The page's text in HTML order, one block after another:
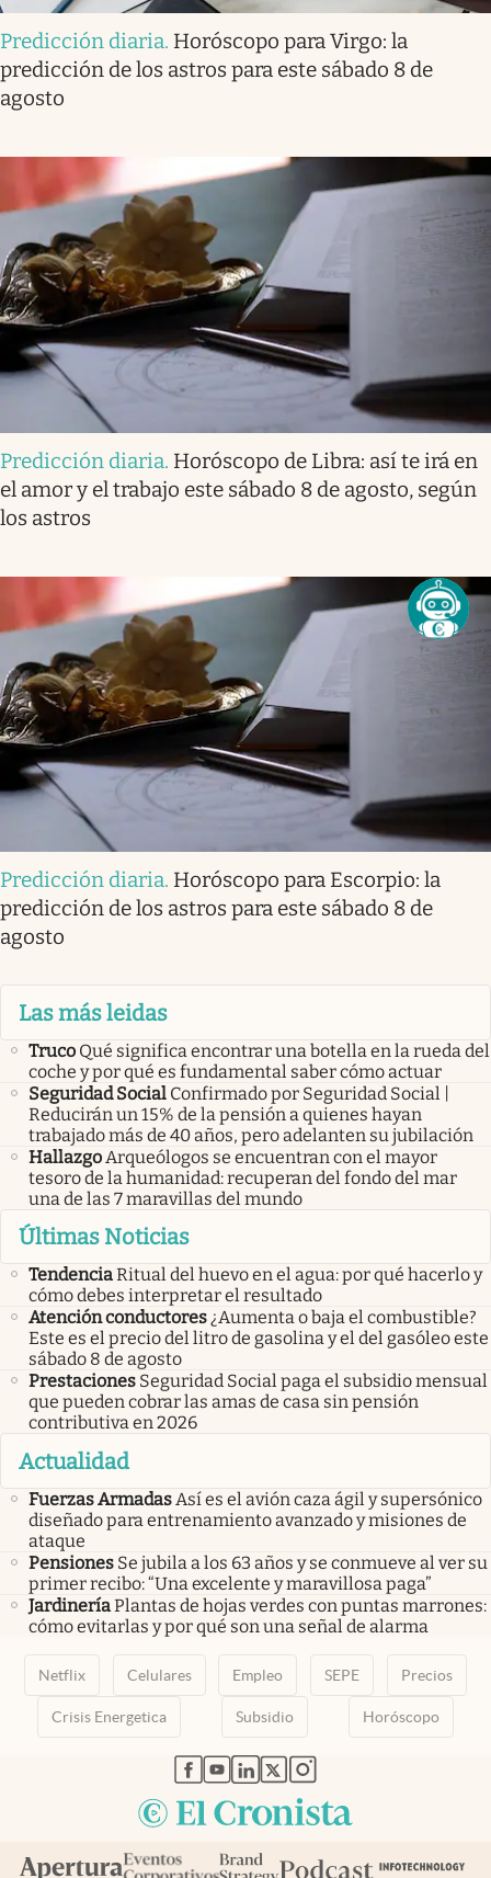
Predicción diaria. Horóscopo para Virgo: la
predicción de los astros para este sábado 8 de
agosto
Predicción diaria. Horóscopo de Libra: así te irá en
el amor y el trabajo este sábado 8 de agosto, según
los astros
Predicción diaria. Horóscopo para Escorpio: la
predicción de los astros para este sábado 8 de
agosto
Las más leidas
Truco Qué significa encontrar una botella en la rueda del
coche y por qué es fundamental saber cómo actuar
Seguridad Social Confirmado por Seguridad Social |
Reducirán un 15% de la pensión a quienes hayan
trabajado más de 40 años, pero adelanten su jubilación
HallazgoArqueólogos se encuentran con el mayor
tesoro de la humanidad: recuperan del fondo del mar
una de las 7 maravillas del mundo
Últimas Noticias
TendenciaRitual del huevo en el agua: por qué hacerlo y
cómo debes interpretar el resultado
Atención conductores¿Aumenta o baja el combustible?
Este es el precio del litro de gasolina y el del gasóleo este
sábado 8 de agosto
Prestaciones Seguridad Social paga el subsidio mensual
que pueden cobrar las amas de casa sin pensión
contributiva en 2026
Actualidad
Fuerzas ArmadasAsí es el avión caza ágil y supersónico
diseñado para entrenamiento avanzado y misiones de
ataque
Pensiones Se jubila a los 63 años y se conmueve al ver su
primer recibo: “Una excelente y maravillosa paga”
JardineríaPlantas de hojas verdes con puntas marrones:
cómo evitarlas y por qué son una señal de alarma
Netflix Celulares Empleo SEPE Precios
Crisis Energetica Subsidio Horóscopo
abre en nueva pestaña
abre en nueva pestaña
abre en nueva pestaña
abre en nueva pestaña
abre en nueva pestaña